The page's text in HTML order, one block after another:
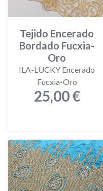
Tejido Encerado
Bordado Fucxia-
Oro
ILA-LUCKY Encerado
Fucxia-Oro
25,00 €